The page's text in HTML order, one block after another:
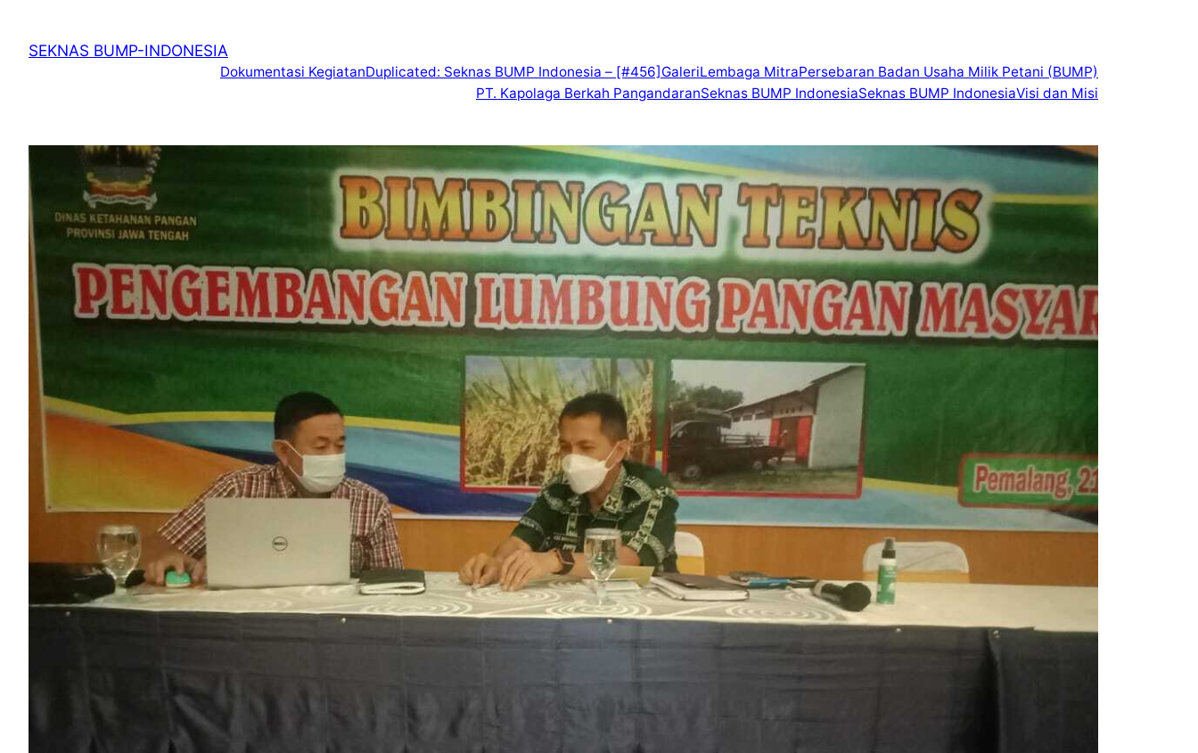
SEKNAS BUMP-INDONESIA
Dokumentasi KegiatanDuplicated: Seknas BUMP Indonesia – [#456] GaleriLembaga MitraPersebaran Badan Usaha Milik Petani (BUMP)
PT. Kapolaga Berkah PangandaranSeknas BUMP IndonesiaSeknas BUMP IndonesiaVisi dan Misi